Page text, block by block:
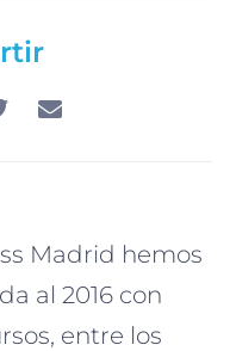
Madrid hemos
al 2016 con
entre los